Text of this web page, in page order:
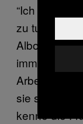
“Ich frage
zu tun
Albouni
immer
Arbeit um
sie so schön
kenne die